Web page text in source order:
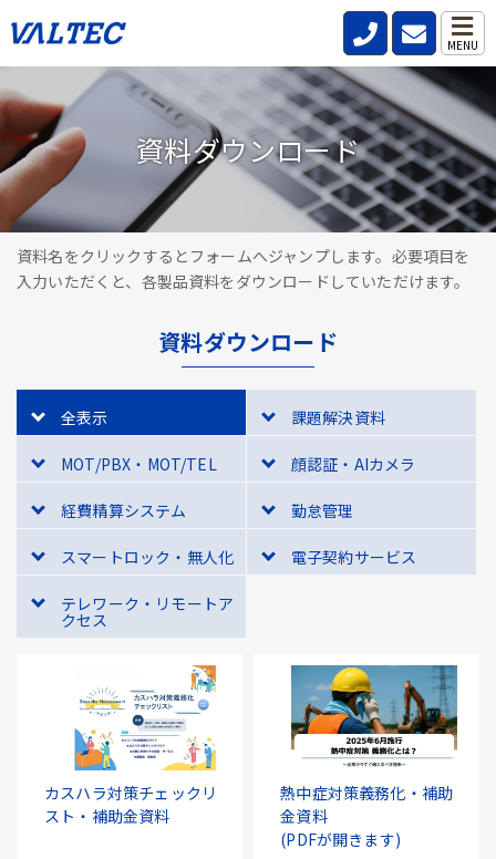
MENU
資料ダウンロード
資料名をクリックするとフォームへジャンプします。必要項目を
入力いただくと、各製品資料をダウンロードしていただけます。
資料ダウンロード
全表示 課題解決資料
MOT/PBX・MOT/TEL 顔認証・AIカメラ
経費精算システム 勤怠管理
スマートロック・無人化 電子契約サービス
テレワーク・リモートア
クセス
カスハラ対策チェックリ
スト・補助金資料
熱中症対策義務化・補助
金資料
(PDFが開きます)